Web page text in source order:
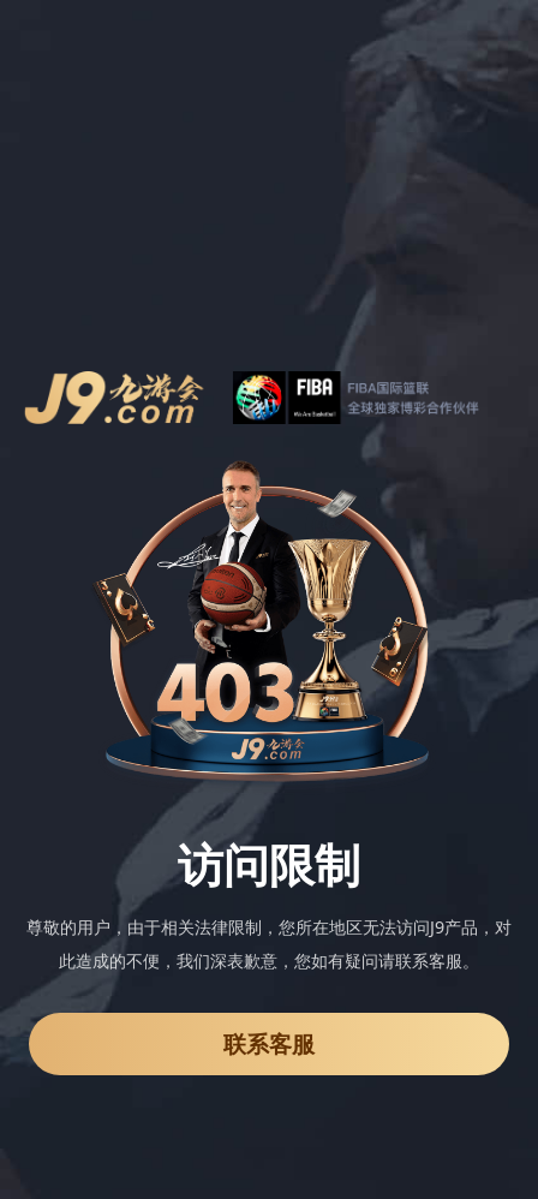
访问限制
尊敬的用户，由于相关法律限制，您所在地区无法访问J9产品，对
此造成的不便，我们深表歉意，您如有疑问请联系客服。
联系客服